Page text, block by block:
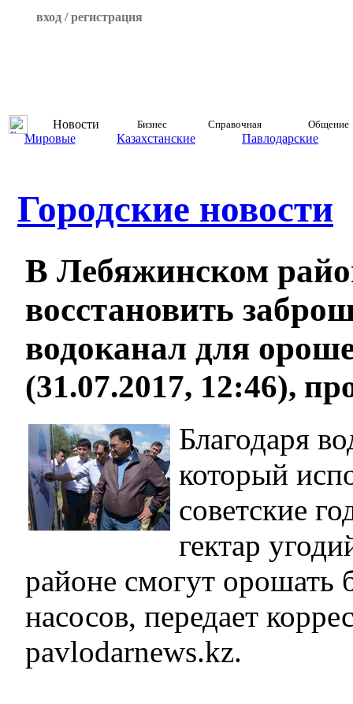
вход / регистрация
Новости Бизнес Справочная Общение
Мировые Казахстанские Павлодарские
Городские новости
В Лебяжинском
восстановить
водоканал для
(31.07.2017, 12:46),
Благодаря
который
советские
гектар
районе смогут орошать
насосов, передает
pavlodarnews.kz.